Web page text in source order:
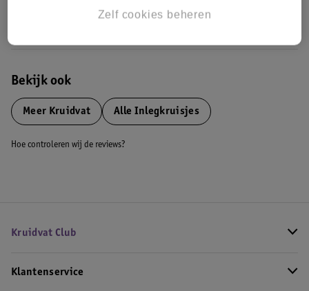
Bekijk ook
Meer Kruidvat Alle Inlegkruisjes
Hoe controleren wij de reviews?
Kruidvat Club
Klantenservice
Zelf cookies beheren